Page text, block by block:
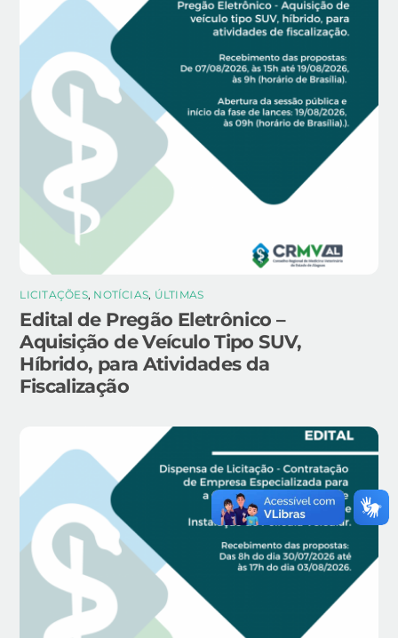
LICITAÇÕES, NOTÍCIAS, ÚLTIMAS
Edital de Pregão Eletrônico –
Aquisição de Veículo Tipo SUV,
Híbrido, para Atividades da
Fiscalização